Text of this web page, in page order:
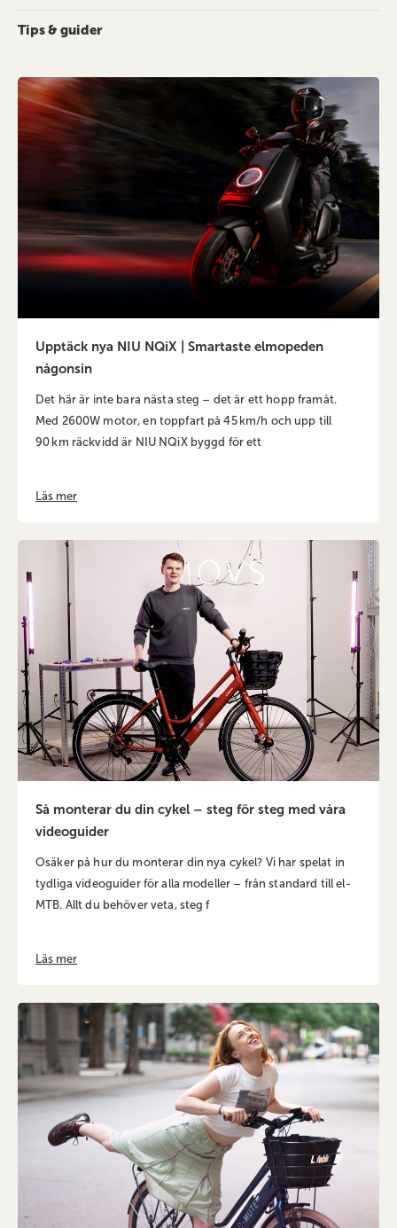
Tips & guider
Upptäck nya NIU NQiX | Smartaste elmopeden
någonsin
Det här är inte bara nästa steg – det är ett hopp framåt.
Med 2600W motor, en toppfart på 45 km/h och upp till
90 km räckvidd är NIU NQiX byggd för ett
Läs mer
Så monterar du din cykel – steg för steg med våra
videoguider
Osäker på hur du monterar din nya cykel? Vi har spelat in
tydliga videoguider för alla modeller – från standard till el-
MTB. Allt du behöver veta, steg f
Läs mer